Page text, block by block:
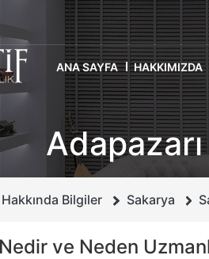
ANA SAYFA HAKKIMIZDA
Bilgiler Sakarya
ve Neden